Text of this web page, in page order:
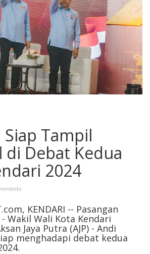
Siap Tampil
di Debat Kedua
2024
KENDARI -- Pasangan
Wakil Wali Kota Kendari
Jaya Putra (AJP) - Andi
menghadapi debat kedua